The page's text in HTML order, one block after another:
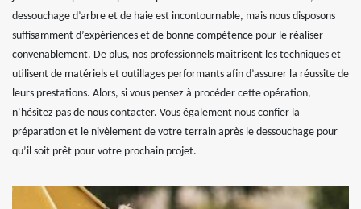
dessouchage d’arbre et de haie est incontournable, mais nous disposons
suffisamment d’expériences et de bonne compétence pour le réaliser
convenablement. De plus, nos professionnels maitrisent les techniques et
utilisent de matériels et outillages performants afin d’assurer la réussite de
leurs prestations. Alors, si vous pensez à procéder cette opération,
n’hésitez pas de nous contacter. Vous également nous confier la
préparation et le nivèlement de votre terrain après le dessouchage pour
qu’il soit prêt pour votre prochain projet.